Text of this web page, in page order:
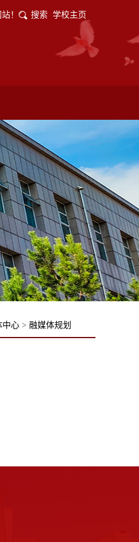
！ 搜索 学校主页
中心 > 融媒体规划